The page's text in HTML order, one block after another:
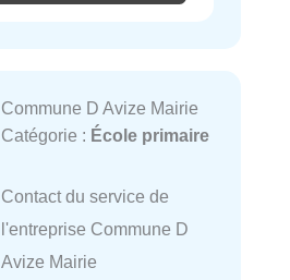
Commune D Avize Mairie
Catégorie : École primaire
Contact du service de
l'entreprise Commune D
Avize Mairie